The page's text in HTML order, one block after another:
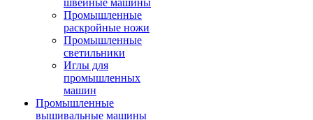
швейные машины
Промышленные
раскройные ножи
Промышленные
светильники
Иглы для
промышленных
машин
Промышленные
вышивальные машины